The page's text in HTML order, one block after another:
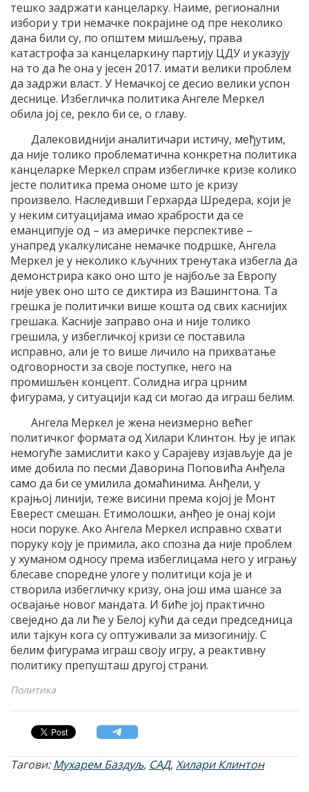
тешко задржати канцеларку. Наиме, регионални
избори у три немачке покрајине од пре неколико
дана били су, по општем мишљењу, права
катастрофа за канцеларкину партију ЦДУ и указују
на то да ће она у јесен 2017. имати велики проблем
да задржи власт. У Немачкој се десио велики успон
деснице. Избегличка политика Ангеле Меркел
обила јој се, рекло би се, о главу.
Далековиднији аналитичари истичу, међутим,
да није толико проблематична конкретна политика
канцеларке Меркел спрам избегличке кризе колико
јестe политика према ономе што је кризу
произвело. Наследивши Герхарда Шредера, који је
у неким ситуацијама имао храбрости да се
еманципује од – из америчке перспективе –
унапред укалкулисане немачке подршке, Ангела
Меркел је у неколико кључних тренутака избегла да
демонстрира како оно што је најбоље за Европу
није увек оно што се диктира из Вашингтона. Та
грешка је политички више кошта од свих каснијих
грешака. Касније заправо она и није толико
грешила, у избегличкој кризи се поставила
исправно, али је то више личило на прихватање
одговорности за своје поступке, него на
промишљен концепт. Солидна игра црним
фигурама, у ситуацији кад си могао да играш белим.
Ангела Меркел је жена неизмерно већег
политичког формата од Хилари Клинтон. Њу је ипак
немогуће замислити како у Сарајеву изјављује да је
име добила по песми Даворина Поповића Анђела
само да би се умилила домаћинима. Анђели, у
крајњој линији, теже висини према којој је Монт
Еверест смешан. Етимолошки, анђео је онај који
носи поруке. Ако Ангела Меркел исправно схвати
поруку коју је примила, ако спозна да није проблем
у хуманом односу према избеглицама него у игрању
блесаве споредне улоге у политици која је и
створила избегличку кризу, она још има шансе за
освајање новог мандата. И биће јој практично
свеједно да ли ће у Белој кући да седи председница
или тајкун кога су оптуживали за мизогинију. С
белим фигурама играш своју игру, а реактивну
политику препушташ другој страни.
Политика
Тагови:Мухарем Баздуљ, САД,Хилари Клинтон